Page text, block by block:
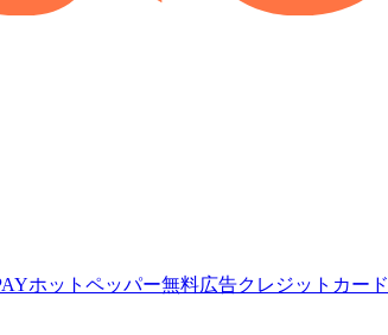
ホットペッパー無料広告クレジットカード